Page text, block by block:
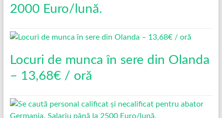
2000 Euro/lună.
Locuri de munca în sere din Olanda
– 13,68€ / oră